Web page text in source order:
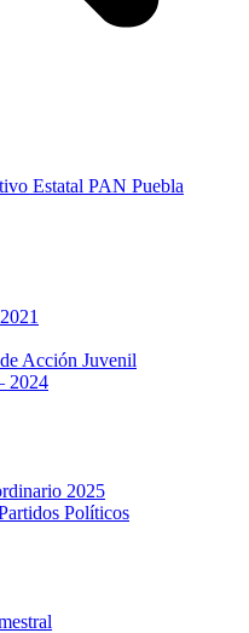
Estatal PAN Puebla
Acción Juvenil
2024
2025
Políticos